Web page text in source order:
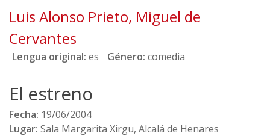
Luis Alonso Prieto, Miguel de
Cervantes
Lengua original: es Género: comedia
El estreno
Fecha: 19/06/2004
Lugar: Sala Margarita Xirgu, Alcalá de Henares